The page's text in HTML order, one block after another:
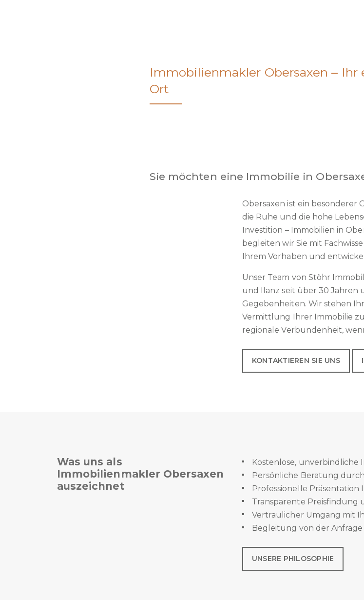
Immobilienmakler Obersaxen – Ihr
Ort
Sie möchten eine Immobilie in
Obersaxen ist ein besonderer
die Ruhe und die hohe
Investition – Immobilien in
begleiten wir Sie mit
Ihrem Vorhaben und
Unser Team von Stöhr
und Ilanz seit über 30 Jahren
Gegebenheiten. Wir stehen
Vermittlung Ihrer Immobilie
regionale Verbundenheit,
KONTAKTIEREN SIE UNS
Was uns als
Immobilienmakler Obersaxen
auszeichnet
Kostenlose,
Persönliche Beratung
Professionelle Präsentation
Transparente Preisfindung
Vertraulicher Umgang mit
Begleitung von der
UNSERE PHILOSOPHIE